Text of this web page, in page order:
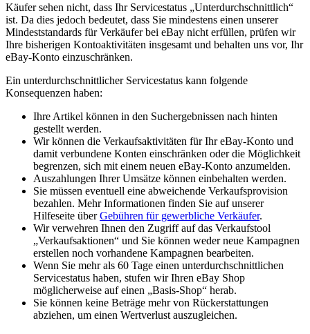
Käufer sehen nicht, dass Ihr Servicestatus „Unterdurchschnittlich“
ist. Da dies jedoch bedeutet, dass Sie mindestens einen unserer
Mindeststandards für Verkäufer bei eBay nicht erfüllen, prüfen wir
Ihre bisherigen Kontoaktivitäten insgesamt und behalten uns vor, Ihr
eBay-Konto einzuschränken.
Ein unterdurchschnittlicher Servicestatus kann folgende
Konsequenzen haben:
Ihre Artikel können in den Suchergebnissen nach hinten
gestellt werden.
Wir können die Verkaufsaktivitäten für Ihr eBay-Konto und
damit verbundene Konten einschränken oder die Möglichkeit
begrenzen, sich mit einem neuen eBay-Konto anzumelden.
Auszahlungen Ihrer Umsätze können einbehalten werden.
Sie müssen eventuell eine abweichende Verkaufsprovision
bezahlen. Mehr Informationen finden Sie auf unserer
Hilfeseite überGebühren für gewerbliche Verkäufer.
Wir verwehren Ihnen den Zugriff auf das Verkaufstool
„Verkaufsaktionen“ und Sie können weder neue Kampagnen
erstellen noch vorhandene Kampagnen bearbeiten.
Wenn Sie mehr als 60 Tage einen unterdurchschnittlichen
Servicestatus haben, stufen wir Ihren eBay Shop
möglicherweise auf einen „Basis-Shop“ herab.
Sie können keine Beträge mehr von Rückerstattungen
abziehen, um einen Wertverlust auszugleichen.